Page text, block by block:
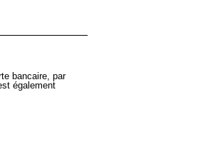
bancaire, par
également